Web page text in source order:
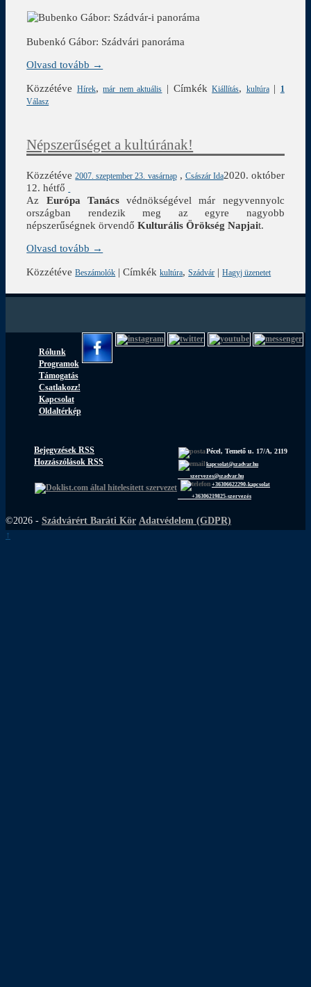
Bubenkó Gábor: Szádvári panoráma
Olvasd tovább →
Közzétéve
Hírek,már nem aktuális | Címkék Kiállítás, kultúra|
1
Válasz
Népszerűséget a kultúrának!
Közzétéve2007. szeptember 23. vasárnap , Császár Ida2020. október
12. hétfő
Az Európa Tanácsvédnökségével már negyvennyolc
országban rendezik meg az egyre nagyobb
népszerűségnek örvendőKulturális Örökség Napjait.
Olvasd tovább →
Közzétéve Beszámolók |Címkék kultúra,Szádvár |Hagyj üzenetet
Rólunk
Programok
Támogatás
Csatlakozz!
Kapcsolat
Oldaltérkép
Bejegyzések RSS
Hozzászólások RSS
Pécel, Temető u. 17/A, 2119
kapcsolat@szadvar.hu
szervezes@szadvar.hu
+36306622290-kapcsolat
+36306219825-szervezés
©2026 - Szádvárért Baráti Kör Adatvédelem (GDPR)
↑